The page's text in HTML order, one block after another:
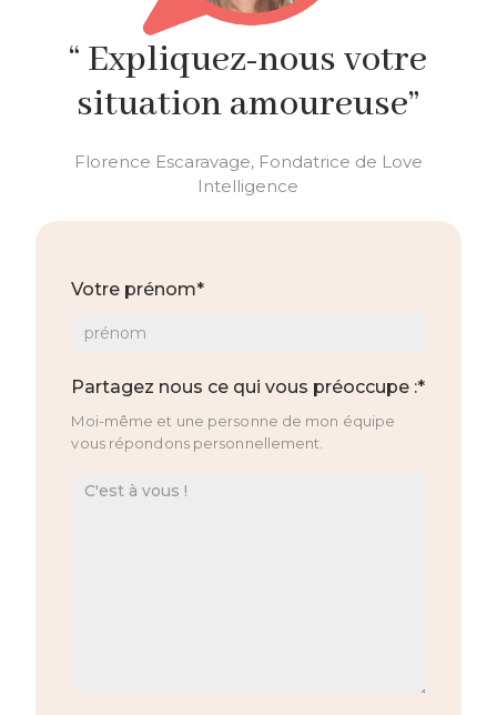
“ Expliquez-nous votre
situation amoureuse”
Florence Escaravage, Fondatrice de Love
Intelligence
Votre prénom*
Partagez nous ce qui vous préoccupe :*
Moi-même et une personne de mon équipe
vous répondons personnellement.